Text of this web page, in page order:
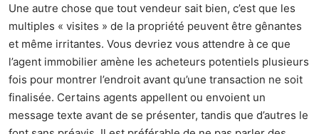
Une autre chose que tout vendeur sait bien, c’est que les
multiples « visites » de la propriété peuvent être gênantes
et même irritantes. Vous devriez vous attendre à ce que
l’agent immobilier amène les acheteurs potentiels plusieurs
fois pour montrer l’endroit avant qu’une transaction ne soit
finalisée. Certains agents appellent ou envoient un
message texte avant de se présenter, tandis que d’autres le